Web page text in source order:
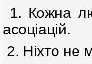
1. Кожна
асоціацій.
2. Ніхто не